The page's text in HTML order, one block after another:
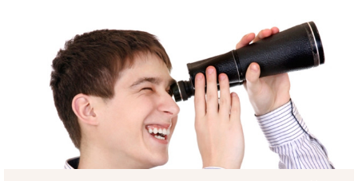
инфраструктурой для комфортной жизни. Преимущества
Капитальный ремонт и индивидуальное отопление; Продается с
мебелью и техникой – готова к проживанию; Тихая и уютная
локация. Не упускайте возможность приобрести готовую
квартиру в новом доме! Чтобы организовать просмотр,
позвоните.